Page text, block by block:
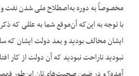
مخصوصاً به دوره به‌اصطلاح ملی شدن نفت و
با توجه به این‌که آن‌موقع شما به عللی که ذکر
ایشان مخالف بودید و بعد دولت ایشان که
نبودید ناراحت نبودید که آن دولت از کار